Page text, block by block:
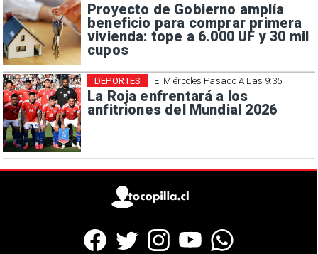
Proyecto de Gobierno amplía
beneficio para comprar primera
vivienda: tope a 6.000 UF y 30 mil
cupos
El Miércoles Pasado A Las 9:35
La Roja enfrentará a los
anfitriones del Mundial 2026
DEPORTES